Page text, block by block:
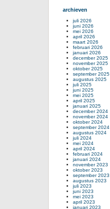
archieven
juli 2026
juni 2026
mei 2026
april 2026
maart 2026
februari 2026
januari 2026
december 2025
november 2025
oktober 2025
september 2025
augustus 2025
juli 2025
juni 2025
mei 2025
april 2025
januari 2025
december 2024
november 2024
oktober 2024
september 2024
augustus 2024
juli 2024
mei 2024
april 2024
februari 2024
januari 2024
november 2023
oktober 2023
september 2023
augustus 2023
juli 2023
juni 2023
mei 2023
april 2023
januari 2023